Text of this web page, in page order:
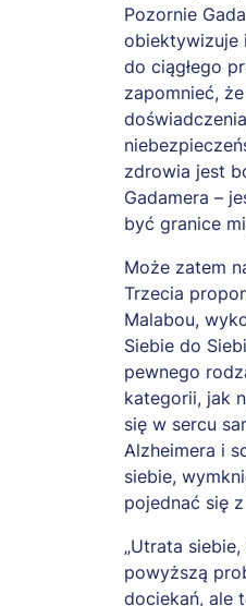
Pozornie
obiektywizuje
do ciągłego
zapomnieć,
zdrowia jest
Gadamera –
być granice
Może zatem
Trzecia
Malabou,
Siebie do
pewnego
kategorii, jak
się w sercu
Alzheimera i
siebie,
pojednać się
„Utrata
powyższą
dociekań, ale